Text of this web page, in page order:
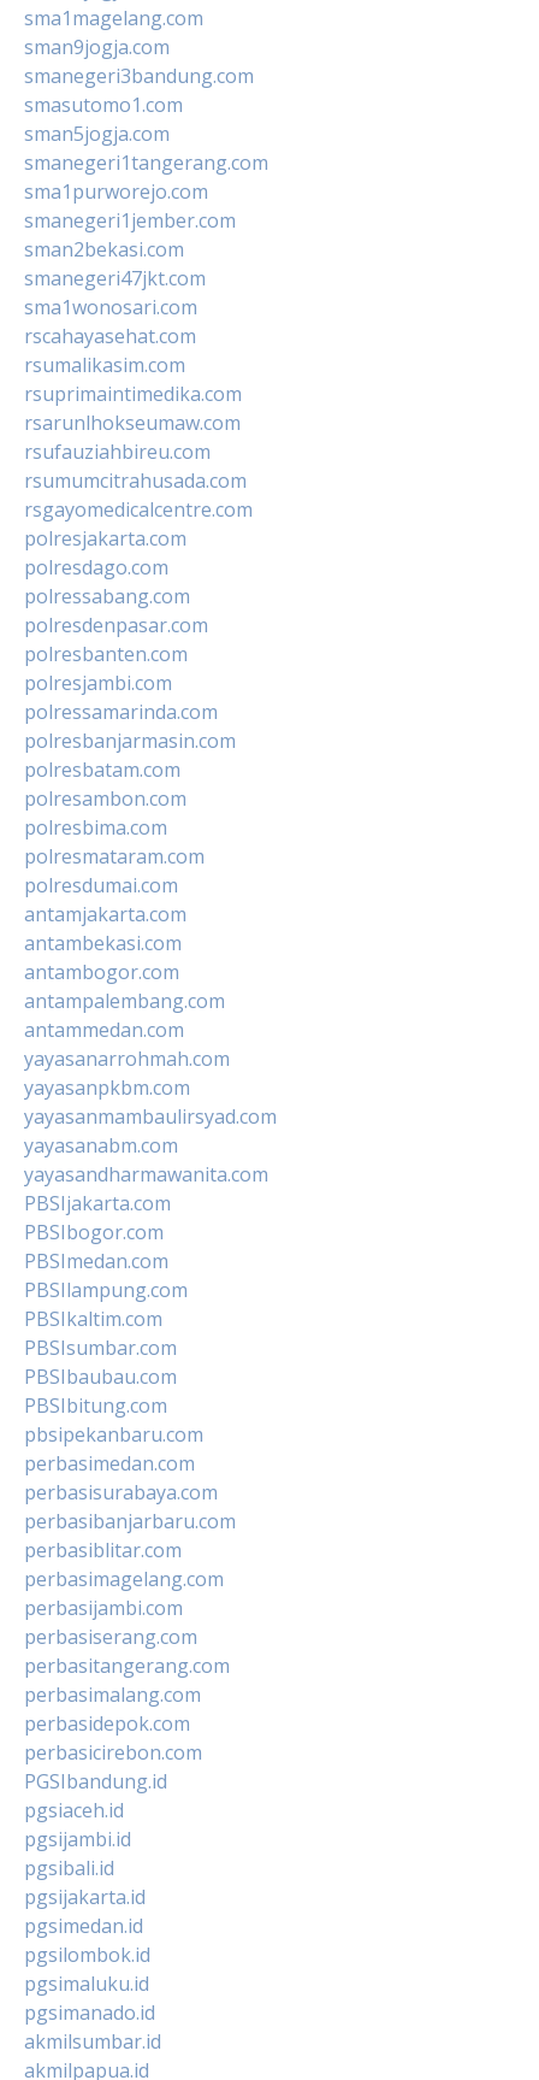
sma1magelang.com
sman9jogja.com
smanegeri3bandung.com
smasutomo1.com
sman5jogja.com
smanegeri1tangerang.com
sma1purworejo.com
smanegeri1jember.com
sman2bekasi.com
smanegeri47jkt.com
sma1wonosari.com
rscahayasehat.com
rsumalikasim.com
rsuprimaintimedika.com
rsarunlhokseumaw.com
rsufauziahbireu.com
rsumumcitrahusada.com
rsgayomedicalcentre.com
polresjakarta.com
polresdago.com
polressabang.com
polresdenpasar.com
polresbanten.com
polresjambi.com
polressamarinda.com
polresbanjarmasin.com
polresbatam.com
polresambon.com
polresbima.com
polresmataram.com
polresdumai.com
antamjakarta.com
antambekasi.com
antambogor.com
antampalembang.com
antammedan.com
yayasanarrohmah.com
yayasanpkbm.com
yayasanmambaulirsyad.com
yayasanabm.com
yayasandharmawanita.com
PBSIjakarta.com
PBSIbogor.com
PBSImedan.com
PBSIlampung.com
PBSIkaltim.com
PBSIsumbar.com
PBSIbaubau.com
PBSIbitung.com
pbsipekanbaru.com
perbasimedan.com
perbasisurabaya.com
perbasibanjarbaru.com
perbasiblitar.com
perbasimagelang.com
perbasijambi.com
perbasiserang.com
perbasitangerang.com
perbasimalang.com
perbasidepok.com
perbasicirebon.com
PGSIbandung.id
pgsiaceh.id
pgsijambi.id
pgsibali.id
pgsijakarta.id
pgsimedan.id
pgsilombok.id
pgsimaluku.id
pgsimanado.id
akmilsumbar.id
akmilpapua.id